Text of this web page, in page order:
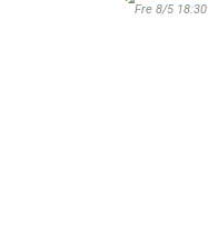
Fre 8/5 18:30